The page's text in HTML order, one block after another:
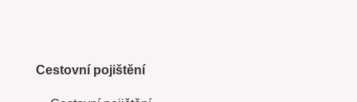
Cestovní pojištění